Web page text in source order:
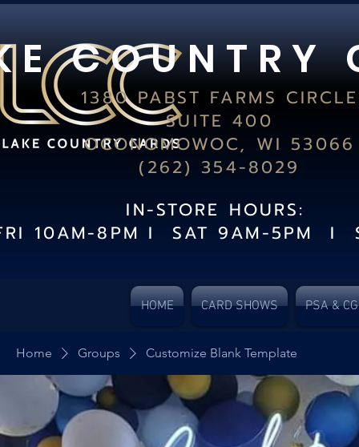
E C O U N T R Y
1380 PABST FARMS CIRCLE
SUITE 400
OCONOMOWOC, WI 53066
(262) 354-8029
IN-STORE HOURS:
10AM-8PM I SAT 9AM-5PM I
HOME CARD SHOWS PSA &
Home Groups Customize Blank Template